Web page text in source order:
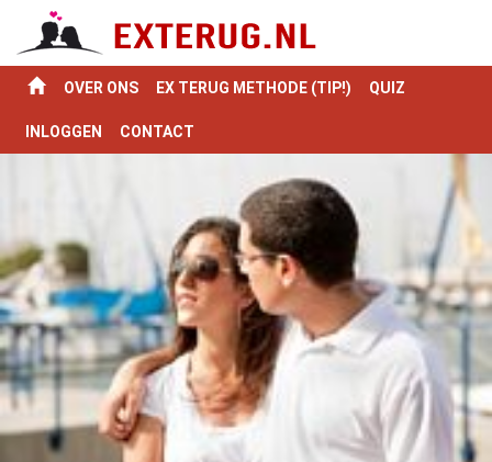
OVER ONS EX TERUG METHODE (TIP!) QUIZ
INLOGGEN CONTACT